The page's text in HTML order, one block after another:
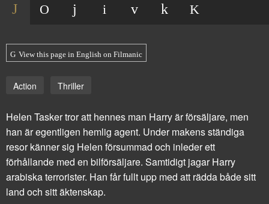
View this page in English on Filmanic
Action Thriller
Helen Tasker tror att hennes man Harry är ­försäljare, men
han är egentligen hemlig agent. Under makens ständiga
resor känner sig Helen för­summad och inleder ett
förhållande med en bilförsäljare. Samtidigt jagar Harry
arabiska terrorister. Han får fullt upp med att rädda både sitt
land och sitt äktenskap.